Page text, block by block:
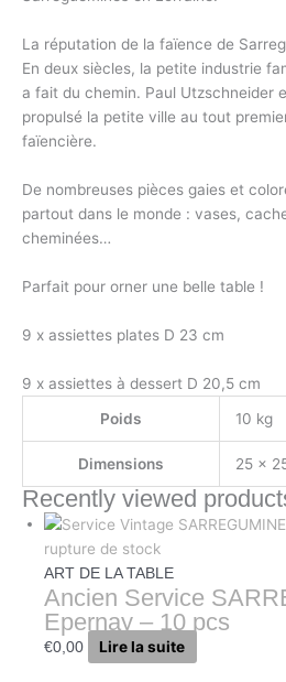
La réputation de la faïence de
En deux siècles, la petite industrie
a fait du chemin. Paul Utzschneider
propulsé la petite ville au tout
faïencière.
De nombreuses pièces gaies et
partout dans le monde : vases,
cheminées…
Parfait pour orner une belle table !
9 x assiettes plates D 23 cm
9 x assiettes à dessert D 20,5 cm
Poids
10 kg
Dimensions 25 ×
Recently viewed
rupture de stock
ART DE LA TABLE
Ancien Service
Epernay – 10 pcs
€0,00 Lire la suite